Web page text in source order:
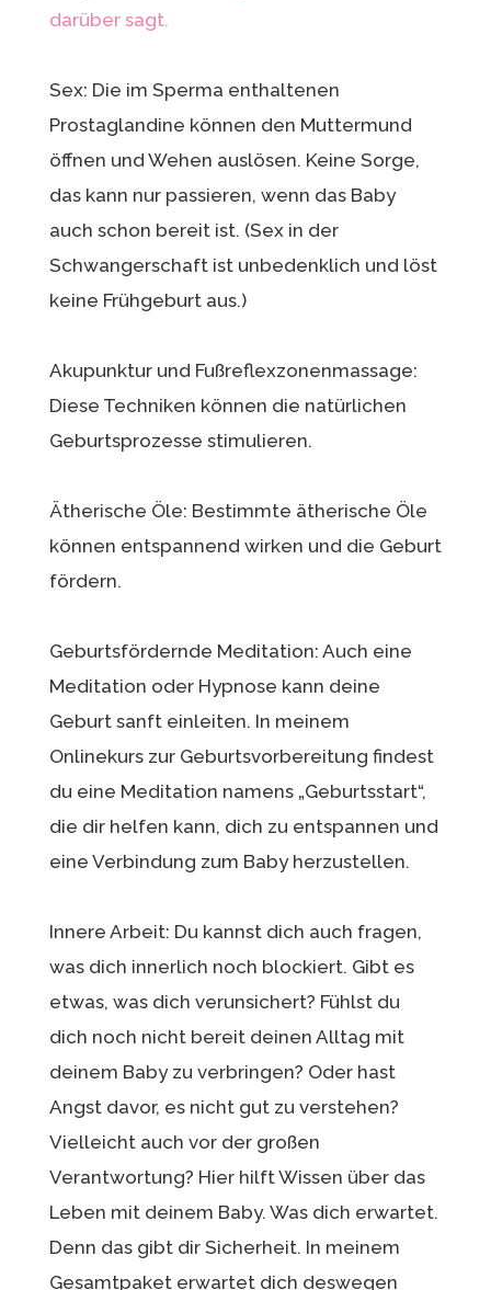
darüber sagt.
Sex: Die im Sperma enthaltenen
Prostaglandine können den Muttermund
öffnen und Wehen auslösen. Keine Sorge,
das kann nur passieren, wenn das Baby
auch schon bereit ist. (Sex in der
Schwangerschaft ist unbedenklich und löst
keine Frühgeburt aus.)
Akupunktur und Fußreflexzonenmassage:
Diese Techniken können die natürlichen
Geburtsprozesse stimulieren.
Ätherische Öle: Bestimmte ätherische Öle
können entspannend wirken und die Geburt
fördern.
Geburtsfördernde Meditation: Auch eine
Meditation oder Hypnose kann deine
Geburt sanft einleiten. In meinem
Onlinekurs zur Geburtsvorbereitung findest
du eine Meditation namens „Geburtsstart“,
die dir helfen kann, dich zu entspannen und
eine Verbindung zum Baby herzustellen.
Innere Arbeit: Du kannst dich auch fragen,
was dich innerlich noch blockiert. Gibt es
etwas, was dich verunsichert? Fühlst du
dich noch nicht bereit deinen Alltag mit
deinem Baby zu verbringen? Oder hast
Angst davor, es nicht gut zu verstehen?
Vielleicht auch vor der großen
Verantwortung? Hier hilft Wissen über das
Leben mit deinem Baby. Was dich erwartet.
Denn das gibt dir Sicherheit. In meinem
Gesamtpaket erwartet dich deswegen